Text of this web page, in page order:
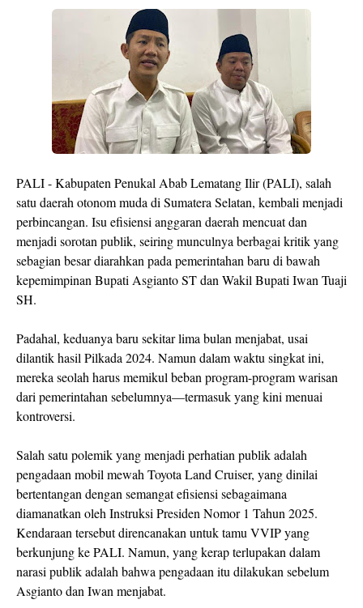
PALI - Kabupaten Penukal Abab Lematang Ilir (PALI), salah
satu daerah otonom muda di Sumatera Selatan, kembali menjadi
perbincangan. Isu efisiensi anggaran daerah mencuat dan
menjadi sorotan publik, seiring munculnya berbagai kritik yang
sebagian besar diarahkan pada pemerintahan baru di bawah
kepemimpinan Bupati Asgianto ST dan Wakil Bupati Iwan Tuaji
SH.
Padahal, keduanya baru sekitar lima bulan menjabat, usai
dilantik hasil Pilkada 2024. Namun dalam waktu singkat ini,
mereka seolah harus memikul beban program-program warisan
dari pemerintahan sebelumnya—termasuk yang kini menuai
kontroversi.
Salah satu polemik yang menjadi perhatian publik adalah
pengadaan mobil mewah Toyota Land Cruiser, yang dinilai
bertentangan dengan semangat efisiensi sebagaimana
diamanatkan oleh Instruksi Presiden Nomor 1 Tahun 2025.
Kendaraan tersebut direncanakan untuk tamu VVIP yang
berkunjung ke PALI. Namun, yang kerap terlupakan dalam
narasi publik adalah bahwa pengadaan itu dilakukan sebelum
Asgianto dan Iwan menjabat.